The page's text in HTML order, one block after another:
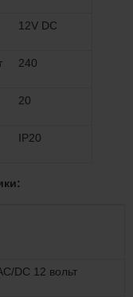
12V DC
240
20
IP20
DC 12 вольт